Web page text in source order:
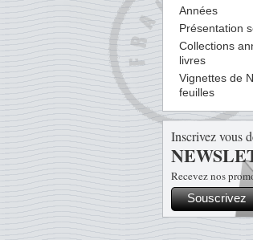
Années
Présentation
Collections
livres
Vignettes de
feuilles
Inscrivez vous
Recevez nos
Souscrivez